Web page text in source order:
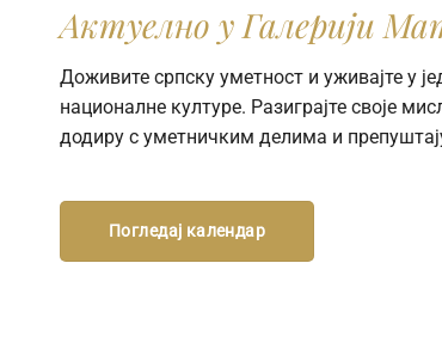
Актуелно у Галерији
Доживите српску уметност и уживајте у
националне културе. Разиграјте своје
додиру с уметничким делима и
Погледај календар